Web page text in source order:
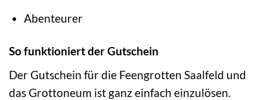
Abenteurer
So funktioniert der Gutschein
Der Gutschein für die Feengrotten Saalfeld und
das Grottoneum ist ganz einfach einzulösen.